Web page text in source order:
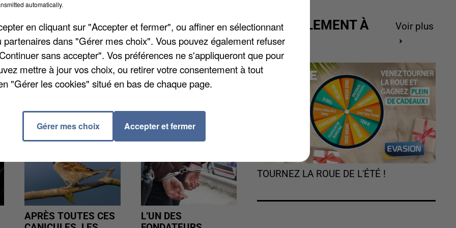
de la gare de Marne-la-Vallée Chessy Nord
Montry. Il s'agit là d'un arrêt provisoire. Vous
07 94 70.
APRÈS TOUTES CES
L’UN DES
ACTUELLEMENT À
GAGNER
Voir plus
TOURNEZ LA ROUE DE L'ÉTÉ !
automatically.
en cliquant sur "Accepter et fermer", ou affiner en sélectionnant
partenaires dans "Gérer mes choix". Vous pouvez également refuser
sans accepter". Vos préférences ne s'appliqueront que pour
mettre à jour vos choix, ou retirer votre consentement à tout
"Gérer les cookies" situé en bas de chaque page.
Gérer mes choix Accepter et fermer